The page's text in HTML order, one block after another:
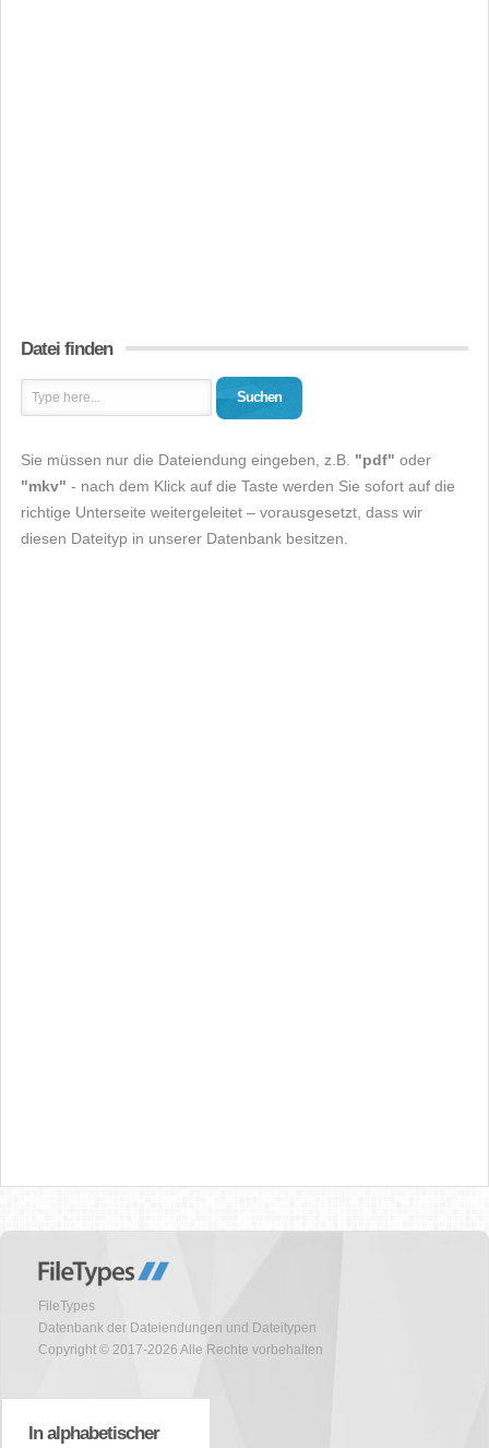
Datei finden
Suchen
Sie müssen nur die Dateiendung eingeben, z.B. "pdf" oder
"mkv" - nach dem Klick auf die Taste werden Sie sofort auf die
richtige Unterseite weitergeleitet – vorausgesetzt, dass wir
diesen Dateityp in unserer Datenbank besitzen.
FileTypes
Datenbank der Dateiendungen und Dateitypen
Copyright © 2017-2026 Alle Rechte vorbehalten
In alphabetischer